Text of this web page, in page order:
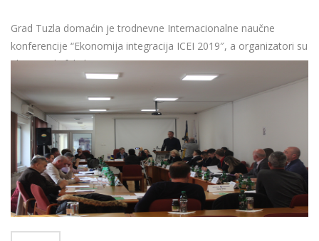
Grad Tuzla domaćin je trodnevne Internacionalne naučne
konferencije “Ekonomija integracija ICEI 2019″, a organizatori su
Ekonomski fakultet UNTZ i...
Više...